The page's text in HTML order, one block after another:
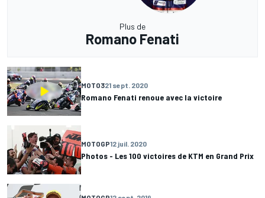
Plus de
Romano Fenati
MOTO321 sept. 2020
Romano Fenati renoue avec la victoire
MOTOGP12 juil. 2020
Photos - Les 100 victoires de KTM en Grand Prix